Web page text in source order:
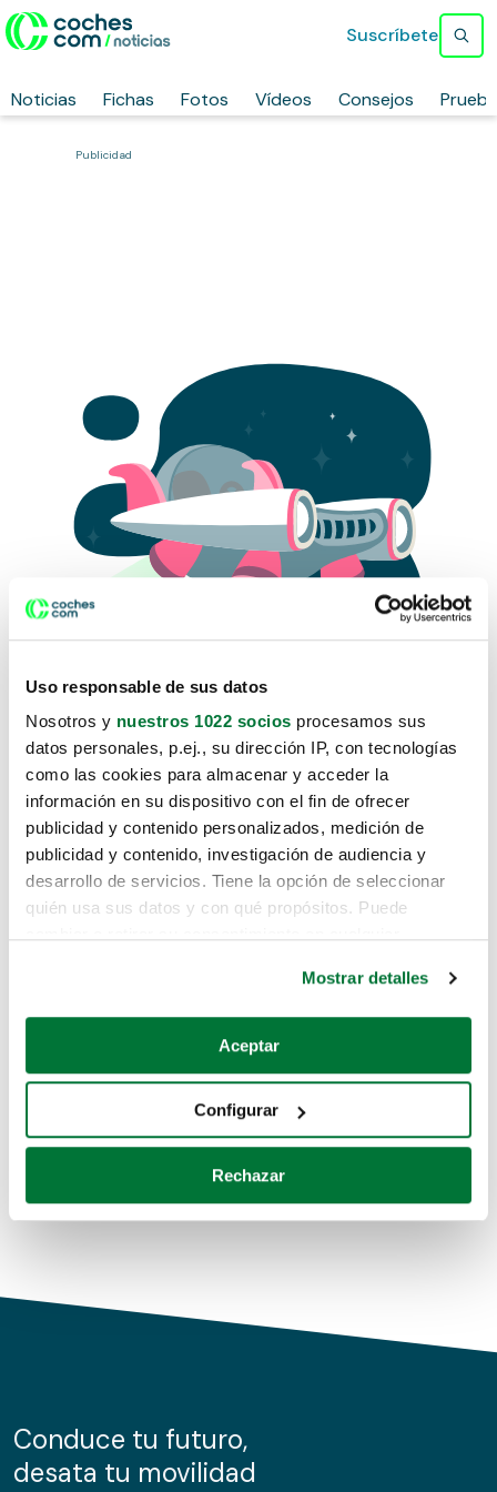
Uso responsable de sus datos
Nosotros y nuestros 1022 socios procesamos sus
datos personales, p.ej., su dirección IP, con tecnologías
como las cookies para almacenar y acceder la
información en su dispositivo con el fin de ofrecer
publicidad y contenido personalizados, medición de
publicidad y contenido, investigación de audiencia y
desarrollo de servicios. Tiene la opción de seleccionar
quién usa sus datos y con qué propósitos. Puede
Si lo permite, también quisiéramos:
Recopilar información sobre su ubicación geográfica
Identificar su dispositivo analizándolo activamente
para buscar características específicas (huellas
Obtenga más información sobre cómo se procesan sus
de cookies.
información sobre el uso que haga del sitio web con
nuestros partners de redes sociales, publicidad y análisis
Mostrar detalles
Aceptar
Configurar
Rechazar
Noticias Fichas Fotos Vídeos Consejos
Suscríbete
Publicidad
Lo sentimos, no sabemos como
te hemos traido hasta aquí.
Pero puedes encontrar el coche que estás
buscando en alguno de estos enlaces:
Coches de segunda mano
Coches de km0
Conduce tu futuro,
desata tu movilidad